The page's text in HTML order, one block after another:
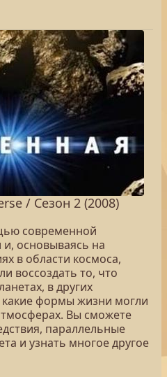
/ Сезон 2 (2008)
современной
основываясь на
в области космоса,
воссоздать то, что
в других
какие формы жизни могли
Вы сможете
параллельные
и узнать многое другое